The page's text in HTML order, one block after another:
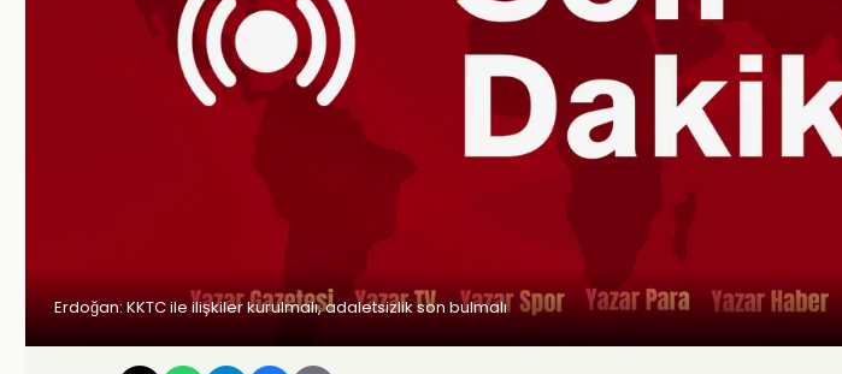
Erdoğan: KKTC ile ilişkiler kurulmalı, adaletsizlik son bulmalı